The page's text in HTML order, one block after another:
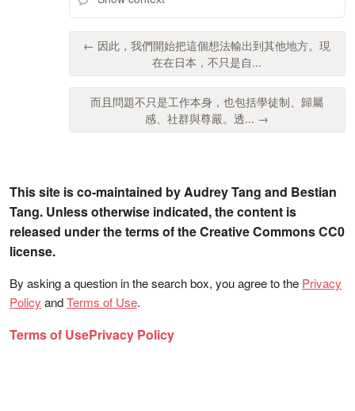
← 因此，我們開始把這個想法輸出到其他地方。現
在在日本，不只是自...
而且問題不只是工作本身，也包括學徒制、歸屬
感、社群與尊嚴。透... →
This site is co-maintained by Audrey Tang and Bestian
Tang. Unless otherwise indicated, the content is
released under the terms of the Creative Commons CC0
license.
By asking a question in the search box, you agree to the Privacy
Policy andTerms of Use.
Terms of UsePrivacy Policy